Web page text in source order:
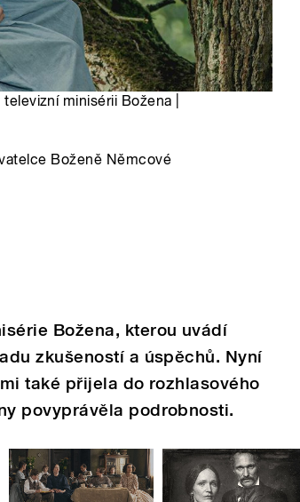
minisérii Božena |
Boženě Němcové
Božena, kterou uvádí
zkušeností a úspěchů. Nyní
také přijela do rozhlasového
povyprávěla podrobnosti.